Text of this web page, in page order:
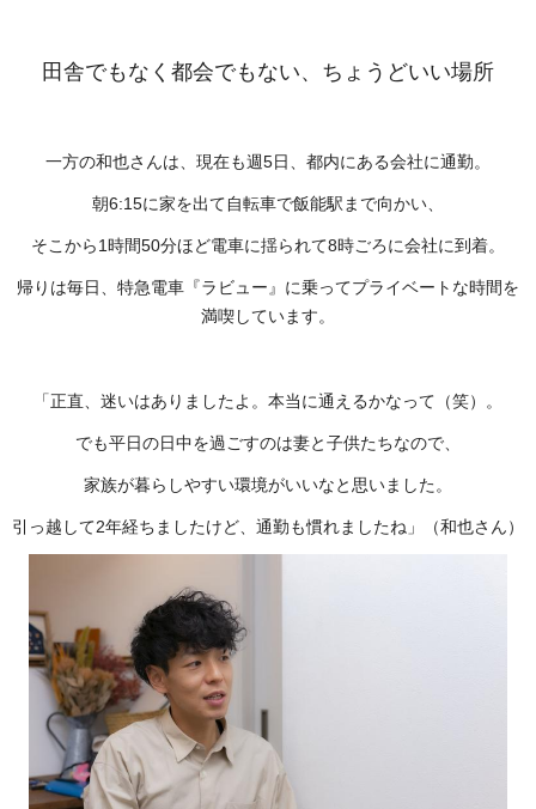
田舎でもなく都会でもない、ちょうどいい場所
一方の和也さんは、現在も週5日、都内にある会社に通勤。
朝6:15に家を出て自転車で飯能駅まで向かい、
そこから1時間50分ほど電車に揺られて8時ごろに会社に到着。
帰りは毎日、特急電車『ラビュー』に乗ってプライベートな時間を
満喫しています。
「正直、迷いはありましたよ。本当に通えるかなって（笑）。
でも平日の日中を過ごすのは妻と子供たちなので、
家族が暮らしやすい環境がいいなと思いました。
引っ越して2年経ちましたけど、通勤も慣れましたね」（和也さん）